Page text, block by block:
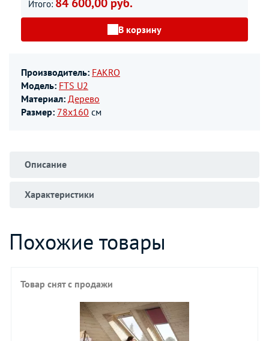
Итого:
В корзину
Производитель: FAKRO
Модель: FTS U2
Материал: Дерево
Размер: 78х160 см
Описание
Характеристики
Похожие товары
Товар снят с продажи